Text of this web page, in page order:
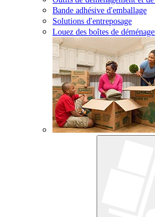
Bande adhésive d'emballage
Solutions d'entreposage
Louez des boîtes de